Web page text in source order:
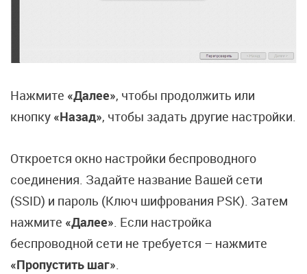
Нажмите «Далее», чтобы продолжить или
кнопку «Назад», чтобы задать другие настройки.
Откроется окно настройки беспроводного
соединения. Задайте название Вашей сети
(SSID) и пароль (Ключ шифрования PSK). Затем
нажмите «Далее». Если настройка
беспроводной сети не требуется – нажмите
«Пропустить шаг».